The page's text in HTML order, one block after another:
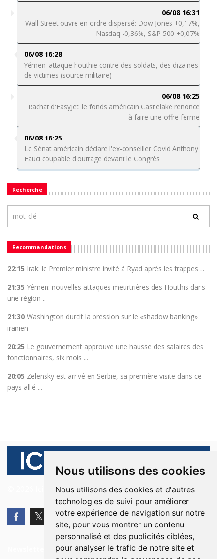
Nous utilisons des cookies
Nous utilisons des cookies et d'autres
technologies de suivi pour améliorer
votre expérience de navigation sur notre
site, pour vous montrer un contenu
personnalisé et des publicités ciblées,
pour analyser le trafic de notre site et
06/08 16:31
Wall Street ouvre en ordre dispersé: Dow Jones +0,17%,
Nasdaq -0,36%, S&P 500 +0,07%
06/08 16:28
Yémen: attaque houthie contre des soldats, des dizaines
de victimes (source militaire)
06/08 16:25
Rachat d'EasyJet: le fonds américain Castlelake renonce
à faire une offre ferme
06/08 16:25
Le Sénat américain déclare l'ex-conseiller Covid Anthony
Fauci coupable d'outrage devant le Congrès
Recherche
Recommandations
22:15 Irak: le Premier ministre invité à Ryad après les frappes ...
21:35 Yémen: nouvelles attaques meurtrières des Houthis dans
une région ...
21:30 Washington durcit la pression sur le «shadow banking»
iranien
20:25 Le gouvernement approuve une hausse des salaires des
fonctionnaires, six mois ...
20:05 Zelensky est arrivé en Serbie, sa première visite dans ce
pays allié ...
© 2026 Ici Beyrouth. Tous les droits sont réservés.